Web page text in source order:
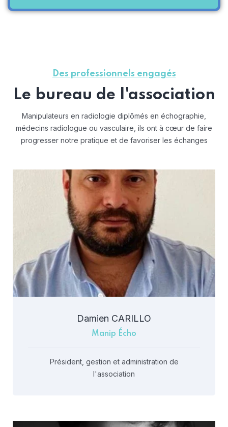
Des professionnels engagés
Le bureau de l'association
Manipulateurs en radiologie diplômés en échographie,
médecins radiologue ou vasculaire, ils ont à cœur de faire
progresser notre pratique et de favoriser les échanges
Damien CARILLO
Manip Écho
Président, gestion et administration de
l'association